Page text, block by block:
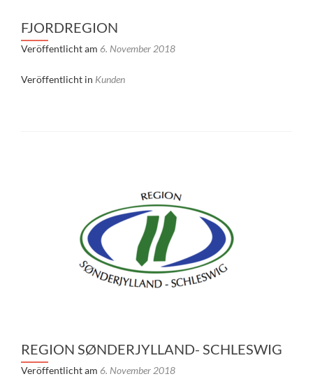
FJORDREGION
Veröffentlicht am 6. November 2018
Veröffentlicht in Kunden
REGION SØNDERJYLLAND- SCHLESWIG
Veröffentlicht am 6. November 2018